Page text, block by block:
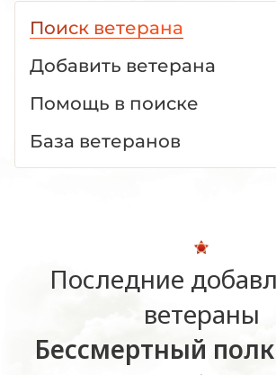
Поиск ветерана
Добавить ветерана
Помощь в поиске
База ветеранов
Последние
ветераны
Бессмертный